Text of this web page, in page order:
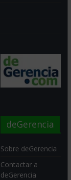
deGerencia
Sobre deGerencia
Contactar a
deGerencia